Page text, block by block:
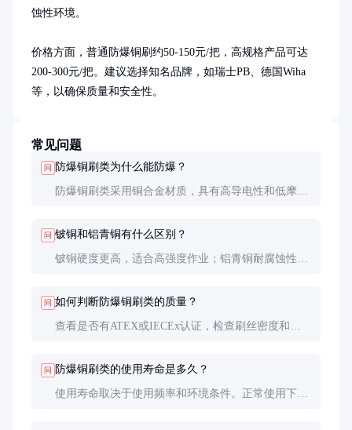
蚀性环境。
价格方面，普通防爆铜刷约50-150元/把，高规格产品可达
200-300元/把。建议选择知名品牌，如瑞士PB、德国Wiha
等，以确保质量和安全性。
常见问题
问 防爆铜刷类为什么能防爆？
防爆铜刷类采用铜合金材质，具有高导电性和低摩擦
问 铍铜和铝青铜有什么区别？
铍铜硬度更高，适合高强度作业；铝青铜耐腐蚀性更
问 如何判断防爆铜刷类的质量？
查看是否有ATEX或IECEx认证，检查刷丝密度和硬
问 防爆铜刷类的使用寿命是多久？
使用寿命取决于使用频率和环境条件。正常使用下，